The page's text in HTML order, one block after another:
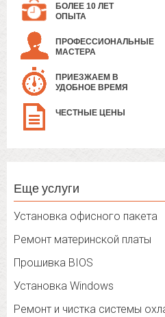
БОЛЕЕ 10 ЛЕТ
ОПЫТА
ПРОФЕССИОНАЛЬНЫЕ
МАСТЕРА
ПРИЕЗЖАЕМ В
УДОБНОЕ ВРЕМЯ
ЧЕСТНЫЕ ЦЕНЫ
Еще услуги
Установка офисного пакета
Ремонт материнской платы
Прошивка BIOS
Установка Windows
Ремонт и чистка системы